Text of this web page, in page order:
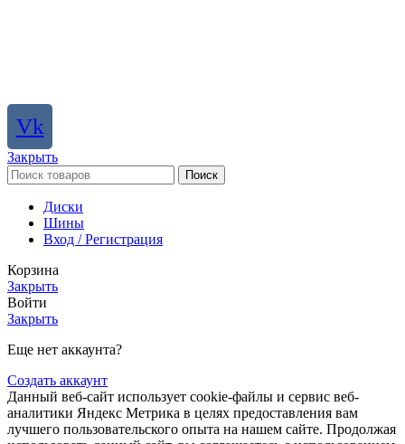
Vk
Закрыть
Поиск
Диски
Шины
Вход / Регистрация
Корзина
Закрыть
Войти
Закрыть
Еще нет аккаунта?
Создать аккаунт
Данный веб-сайт использует cookie-файлы и сервис веб-
аналитики Яндекс Метрика в целях предоставления вам
лучшего пользовательского опыта на нашем сайте. Продолжая